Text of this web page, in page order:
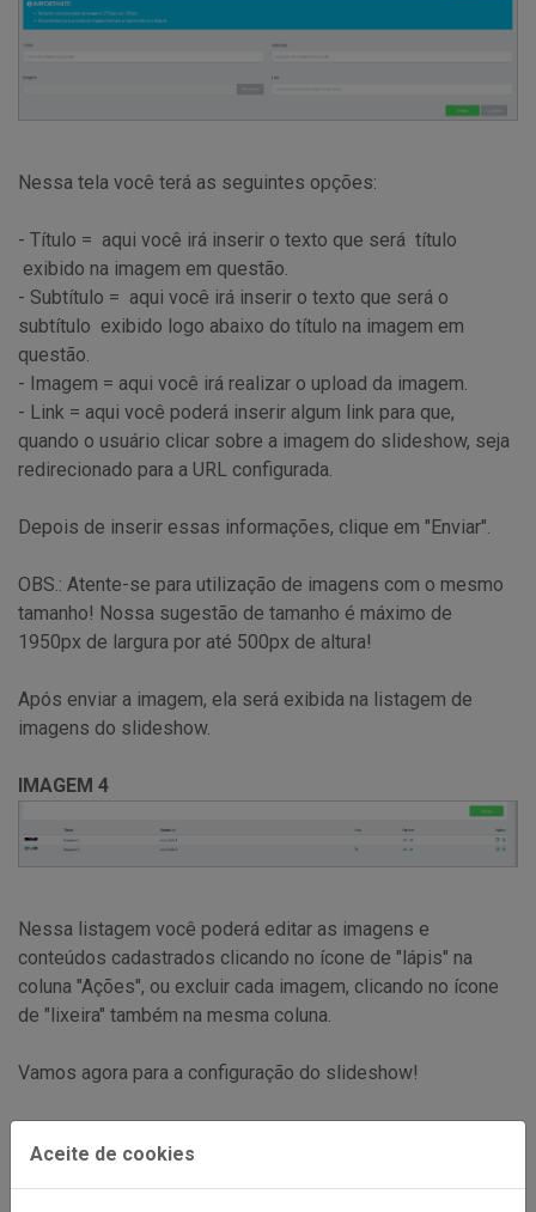
Nessa tela você terá as seguintes opções:
- Título = aqui você irá inserir o texto que será título
exibido na imagem em questão.
- Subtítulo = aqui você irá inserir o texto que será o
subtítulo exibido logo abaixo do título na imagem em
questão.
- Imagem = aqui você irá realizar o upload da imagem.
- Link = aqui você poderá inserir algum link para que,
quando o usuário clicar sobre a imagem do slideshow, seja
redirecionado para a URL configurada.
Depois de inserir essas informações, clique em "Enviar".
OBS.: Atente-se para utilização de imagens com o mesmo
tamanho! Nossa sugestão de tamanho é máximo de
1950px de largura por até 500px de altura!
Após enviar a imagem, ela será exibida na listagem de
imagens do slideshow.
IMAGEM 4
Nessa listagem você poderá editar as imagens e
conteúdos cadastrados clicando no ícone de "lápis" na
coluna "Ações", ou excluir cada imagem, clicando no ícone
de "lixeira" também na mesma coluna.
Vamos agora para a configuração do slideshow!
Aceite de cookies